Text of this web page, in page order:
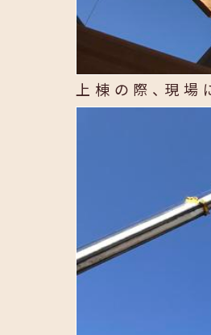
上棟の際、現場